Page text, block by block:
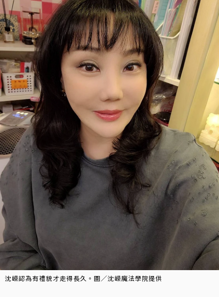
沈嶸認為有禮貌才走得長久。圖／沈嶸魔法學院提供